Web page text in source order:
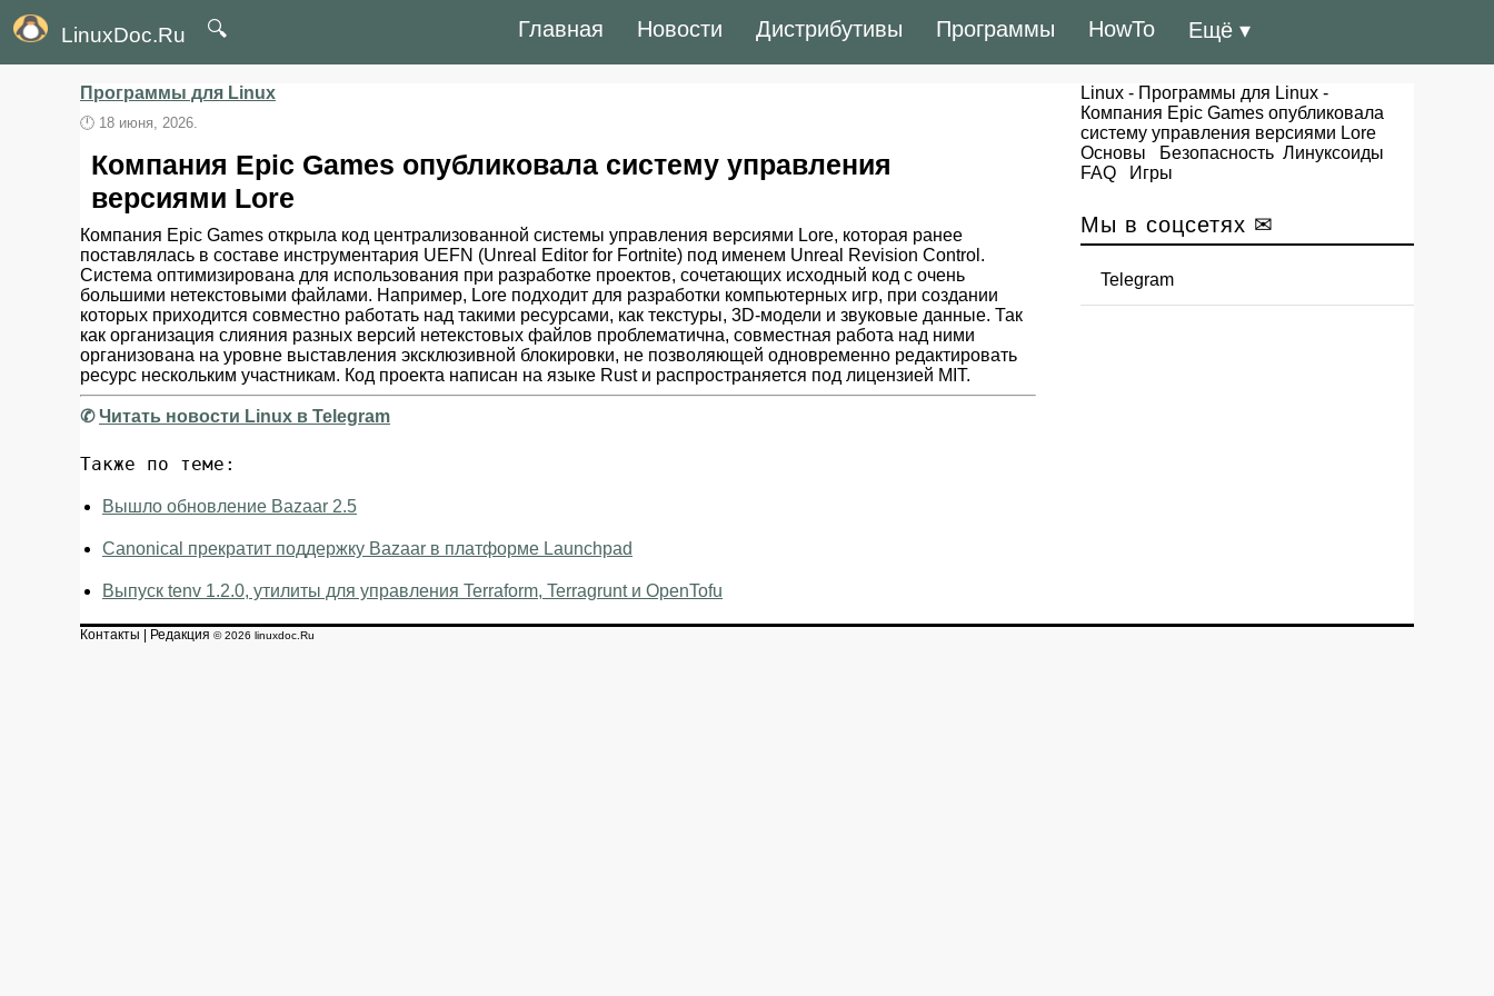
LinuxDoc.Ru 🔍 Главная Новости Дистрибутивы Программы HowTo Ещё ▾
Программы для Linux
🕛 18 июня, 2026.
Компания Epic Games опубликовала систему управления
версиями Lore
Компания Epic Games открыла код централизованной системы управления версиями Lore, которая ранее
поставлялась в составе инструментария UEFN (Unreal Editor for Fortnite) под именем Unreal Revision Control.
Система оптимизирована для использования при разработке проектов, сочетающих исходный код с очень
большими нетекстовыми файлами. Например, Lore подходит для разработки компьютерных игр, при создании
которых приходится совместно работать над такими ресурсами, как текстуры, 3D-модели и звуковые данные. Так
как организация слияния разных версий нетекстовых файлов проблематична, совместная работа над ними
организована на уровне выставления эксклюзивной блокировки, не позволяющей одновременно редактировать
ресурс нескольким участникам. Код проекта написан на языке Rust и распространяется под лицензией MIT.
✆Читать новости Linux в Telegram
Также по теме:
Вышло обновление Bazaar 2.5
Canonical прекратит поддержку Bazaar в платформе Launchpad
Выпуск tenv 1.2.0, утилиты для управления Terraform, Terragrunt и OpenTofu
Linux - Программы для Linux -
Компания Epic Games опубликовала
систему управления версиями Lore
Основы
Безопасность Линуксоиды
FAQ
Игры
Мы в соцсетях ✉
Telegram
Контакты Редакция © 2026 linuxdoc.Ru